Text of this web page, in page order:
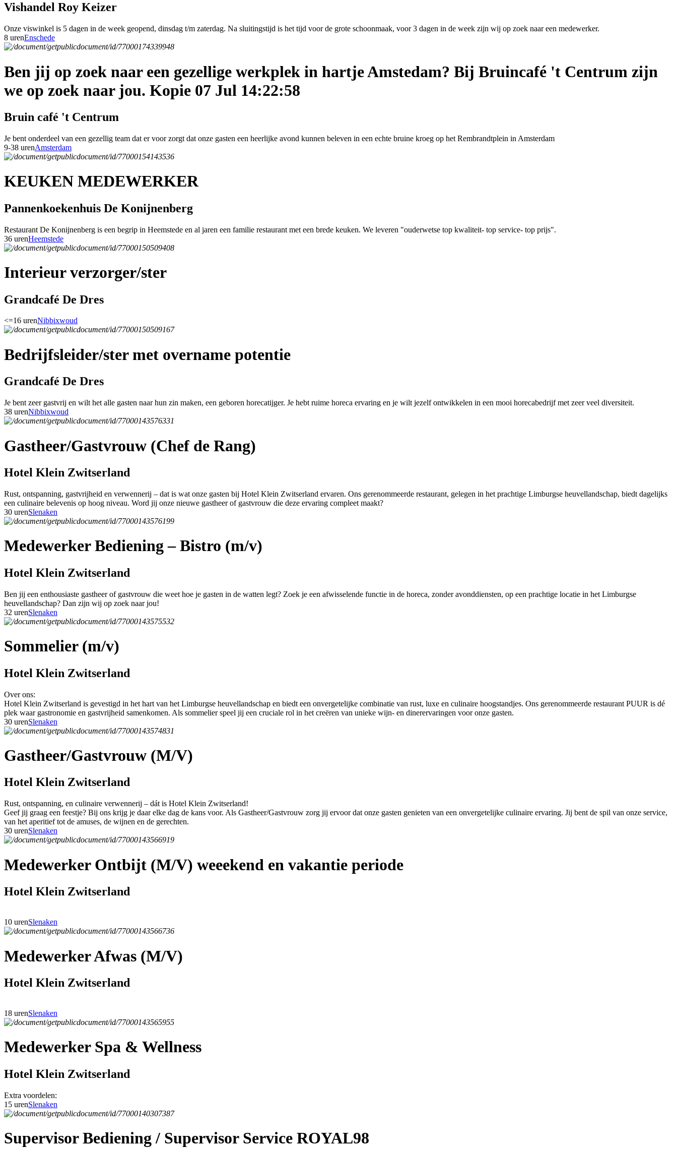
Vishandel Roy Keizer
Onze viswinkel is 5 dagen in de week geopend, dinsdag t/m zaterdag. Na sluitingstijd is het tijd voor de grote schoonmaak, voor 3 dagen in de week zijn wij op zoek naar een medewerker.
8 urenEnschede
Ben jij op zoek naar een gezellige werkplek in hartje Amstedam? Bij Bruincafé 't Centrum zijn
we op zoek naar jou. Kopie 07 Jul 14:22:58
Bruin café 't Centrum
Je bent onderdeel van een gezellig team dat er voor zorgt dat onze gasten een heerlijke avond kunnen beleven in een echte bruine kroeg op het Rembrandtplein in Amsterdam
9-38 urenAmsterdam
KEUKEN MEDEWERKER
Pannenkoekenhuis De Konijnenberg
Restaurant De Konijnenberg is een begrip in Heemstede en al jaren een familie restaurant met een brede keuken. We leveren "ouderwetse top kwaliteit- top service- top prijs".
36 urenHeemstede
Interieur verzorger/ster
Grandcafé De Dres
<=16 urenNibbixwoud
Bedrijfsleider/ster met overname potentie
Grandcafé De Dres
Je bent zeer gastvrij en wilt het alle gasten naar hun zin maken, een geboren horecatijger. Je hebt ruime horeca ervaring en je wilt jezelf ontwikkelen in een mooi horecabedrijf met zeer veel diversiteit.
38 urenNibbixwoud
Gastheer/Gastvrouw (Chef de Rang)
Hotel Klein Zwitserland
Rust, ontspanning, gastvrijheid en verwennerij – dat is wat onze gasten bij Hotel Klein Zwitserland ervaren. Ons gerenommeerde restaurant, gelegen in het prachtige Limburgse heuvellandschap, biedt dagelijks
een culinaire belevenis op hoog niveau. Word jij onze nieuwe gastheer of gastvrouw die deze ervaring compleet maakt?
30 urenSlenaken
Medewerker Bediening – Bistro (m/v)
Hotel Klein Zwitserland
Ben jij een enthousiaste gastheer of gastvrouw die weet hoe je gasten in de watten legt? Zoek je een afwisselende functie in de horeca, zonder avonddiensten, op een prachtige locatie in het Limburgse
heuvellandschap? Dan zijn wij op zoek naar jou!
32 urenSlenaken
Sommelier (m/v)
Hotel Klein Zwitserland
Over ons:
Hotel Klein Zwitserland is gevestigd in het hart van het Limburgse heuvellandschap en biedt een onvergetelijke combinatie van rust, luxe en culinaire hoogstandjes. Ons gerenommeerde restaurant PUUR is dé
plek waar gastronomie en gastvrijheid samenkomen. Als sommelier speel jij een cruciale rol in het creëren van unieke wijn- en dinerervaringen voor onze gasten.
30 urenSlenaken
Gastheer/Gastvrouw (M/V)
Hotel Klein Zwitserland
Rust, ontspanning, en culinaire verwennerij – dát is Hotel Klein Zwitserland!
Geef jij graag een feestje? Bij ons krijg je daar elke dag de kans voor. Als Gastheer/Gastvrouw zorg jij ervoor dat onze gasten genieten van een onvergetelijke culinaire ervaring. Jij bent de spil van onze service,
van het aperitief tot de amuses, de wijnen en de gerechten.
30 urenSlenaken
Medewerker Ontbijt (M/V) weeekend en vakantie periode
Hotel Klein Zwitserland
10 urenSlenaken
Medewerker Afwas (M/V)
Hotel Klein Zwitserland
18 urenSlenaken
Medewerker Spa & Wellness
Hotel Klein Zwitserland
Extra voordelen:
15 urenSlenaken
Supervisor Bediening / Supervisor Service ROYAL98